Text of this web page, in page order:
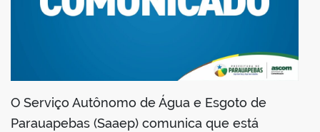
O Serviço Autônomo de Água e Esgoto de
Parauapebas (Saaep) comunica que está